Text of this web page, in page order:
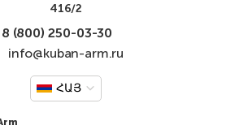
416/2
8 (800) 250-03-30
info@kuban-arm.ru
ՀԱՅ